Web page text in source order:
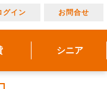
グイン お問合せ
シニア